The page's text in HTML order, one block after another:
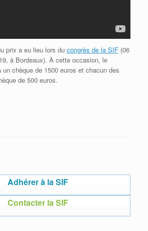
prix a eu lieu lors du congrès de la SIF (06
à Bordeaux). À cette occasion, le
un chèque de 1500 euros et chacun des
de 500 euros.
Adhérer à la SIF
Contacter la SIF